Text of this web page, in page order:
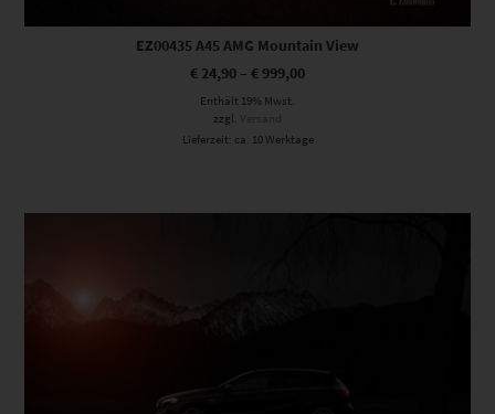
EZ00435 A45 AMG Mountain View
€ 24,90 – € 999,00
Enthält 19% Mwst.
zzgl. Versand
Lieferzeit: ca. 10 Werktage
Dieses Produkt weist mehrere Varianten auf. Die Optionen können auf der Produktseite gewählt werden